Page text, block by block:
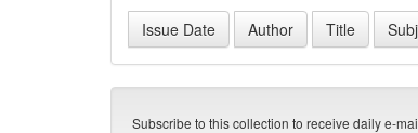
Subscribe to this collection to receive daily e-